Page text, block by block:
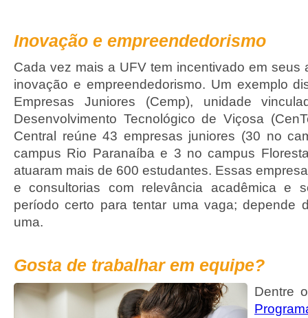
Inovação e empreendedorismo
Cada vez mais a UFV tem incentivado em seus
inovação e empreendedorismo. Um exemplo
Empresas Juniores (Cemp), unidade
Desenvolvimento Tecnológico de Viçosa
Central reúne 43 empresas juniores (30 no
campus Rio Paranaíba e 3 no campus
atuaram mais de 600 estudantes. Essas
e consultorias com relevância acadêmica e
período certo para tentar uma vaga; depende
uma.
Gosta de trabalhar em equipe?
Dentre